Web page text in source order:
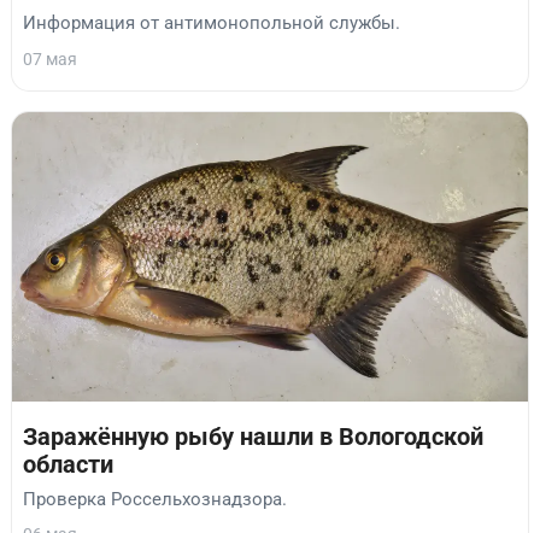
Информация от антимонопольной службы.
07 мая
Заражённую рыбу нашли в Вологодской
области
Проверка Россельхознадзора.